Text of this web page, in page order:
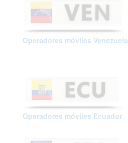
Operadores móviles Venezuela
Operadores móviles Ecuador